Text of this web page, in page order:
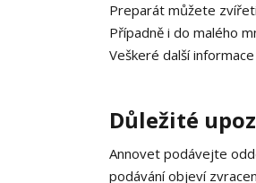
Preparát můžete
Případně i do malého
Veškeré další
Důležité
Annovet podávejte
podávání objeví